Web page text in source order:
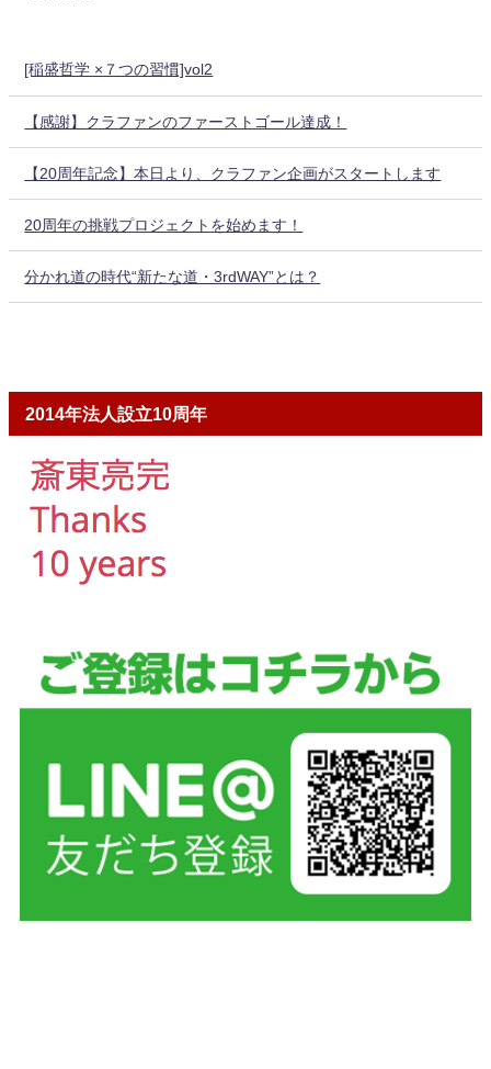
[稲盛哲学 ×７つの習慣]vol2
【感謝】クラファンのファーストゴール達成！
【20周年記念】本日より、クラファン企画がスタートします
20周年の挑戦プロジェクトを始めます！
分かれ道の時代“新たな道・3rdWAY”とは？
2014年法人設立10周年